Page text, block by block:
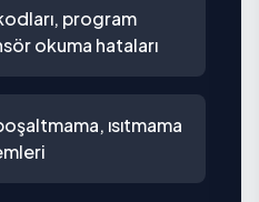
program
okuma hataları
ısıtmama